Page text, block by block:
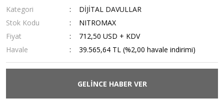
Kategori
DİJİTAL DAVULLAR
Stok Kodu
NITROMAX
Fiyat
712,50 USD + KDV
Havale
39.565,64 TL (%2,00 havale indirimi)
GELİNCE HABER VER